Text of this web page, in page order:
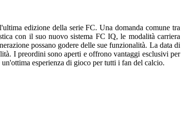
edizione della serie FC. Una domanda comune tra
con il suo nuovo sistema FC IQ, le modalità carriera
possano godere delle sue funzionalità. La data di
I preordini sono aperti e offrono vantaggi esclusivi per
esperienza di gioco per tutti i fan del calcio.